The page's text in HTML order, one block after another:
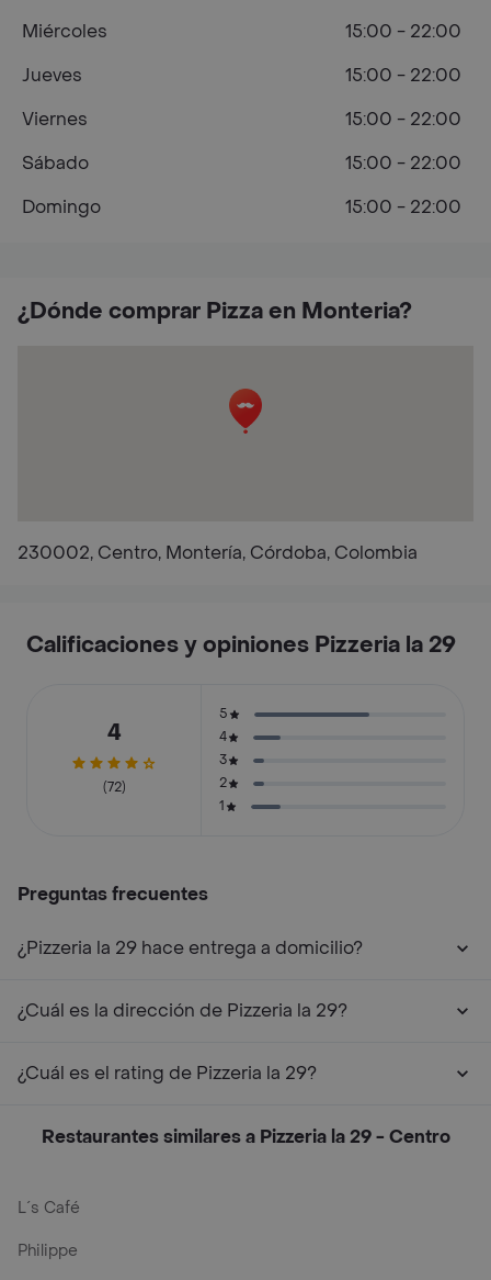
¿Dónde comprar Pizza en Monteria?
230002, Centro, Montería, Córdoba, Colombia
Miércoles
15:00 - 22:00
Jueves
15:00 - 22:00
Viernes
15:00 - 22:00
Sábado
15:00 - 22:00
Domingo
15:00 - 22:00
Calificaciones y opiniones Pizzeria la 29
4
(72)
5
4
3
2
1
Preguntas frecuentes
¿Pizzeria la 29 hace entrega a domicilio?
¿Cuál es la dirección de Pizzeria la 29?
¿Cuál es el rating de Pizzeria la 29?
Restaurantes similares a Pizzeria la 29 - Centro
L´s Café
Philippe